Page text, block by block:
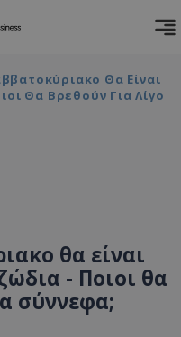
Θα Είναι
Θα Βρεθούν Για Λίγο
θα είναι
- Ποιοι θα
σύννεφα;